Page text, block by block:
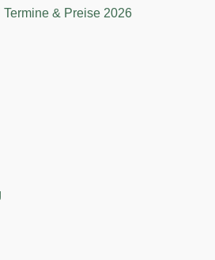
& Preise 2026